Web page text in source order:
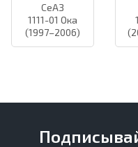
СеАЗ
1111-01 Ока
(1997–2006)